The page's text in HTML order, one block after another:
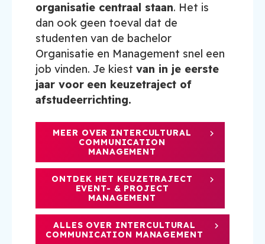
organisatie centraal staan. Het is
dan ook geen toeval dat de
studenten van de bachelor
Organisatie en Management snel een
job vinden. Je kiest van in je eerste
jaar voor een keuzetraject of
afstudeerrichting.
MEER OVER INTERCULTURAL
COMMUNICATION
MANAGEMENT
ONTDEK HET KEUZETRAJECT
EVENT- & PROJECT
MANAGEMENT
ALLES OVER INTERCULTURAL
COMMUNICATION MANAGEMENT